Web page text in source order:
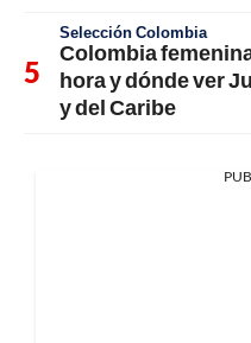
Selección Colombia
Colombia
hora y dónde ver
y del Caribe